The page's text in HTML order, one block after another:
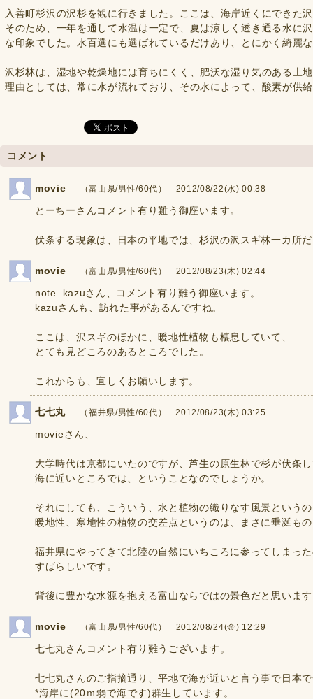
入善町杉沢の沢杉を観に行きました。ここは、海岸近くにできた
そのため、一年を通して水温は一定で、夏は涼しく透き通る水に
な印象でした。水百選にも選ばれているだけあり、とにかく綺麗
沢杉林は、湿地や乾燥地には育ちにくく、肥沃な湿り気のある土
理由としては、常に水が流れており、その水によって、酸素が供
コメント
movie （富山県/男性/60代） 2012/08/22(水) 00:38
とーちーさんコメント有り難う御座います。
伏条する現象は、日本の平地では、杉沢の沢スギ林一カ所
movie （富山県/男性/60代） 2012/08/23(木) 02:44
note_kazuさん、コメント有り難う御座います。
kazuさんも、訪れた事があるんですね。
ここは、沢スギのほかに、暖地性植物も棲息していて、
とても見どころのあるところでした。
これからも、宜しくお願いします。
七七丸 （福井県/男性/60代） 2012/08/23(木) 03:25
movieさん、
大学時代は京都にいたのですが、芦生の原生林で杉が伏条
海に近いところでは、ということなのでしょうか。
それにしても、こういう、水と植物の織りなす風景という
暖地性、寒地性の植物の交差点というのは、まさに垂涎も
福井県にやってきて北陸の自然にいちころに参ってしまっ
すばらしいです。
背後に豊かな水源を抱える富山ならではの景色だと思いま
movie （富山県/男性/60代） 2012/08/24(金) 12:29
七七丸さんコメント有り難うございます。
七七丸さんのご指摘通り、平地で海が近いと言う事で日本
*海岸に(20ｍ弱で海です)群生しています。